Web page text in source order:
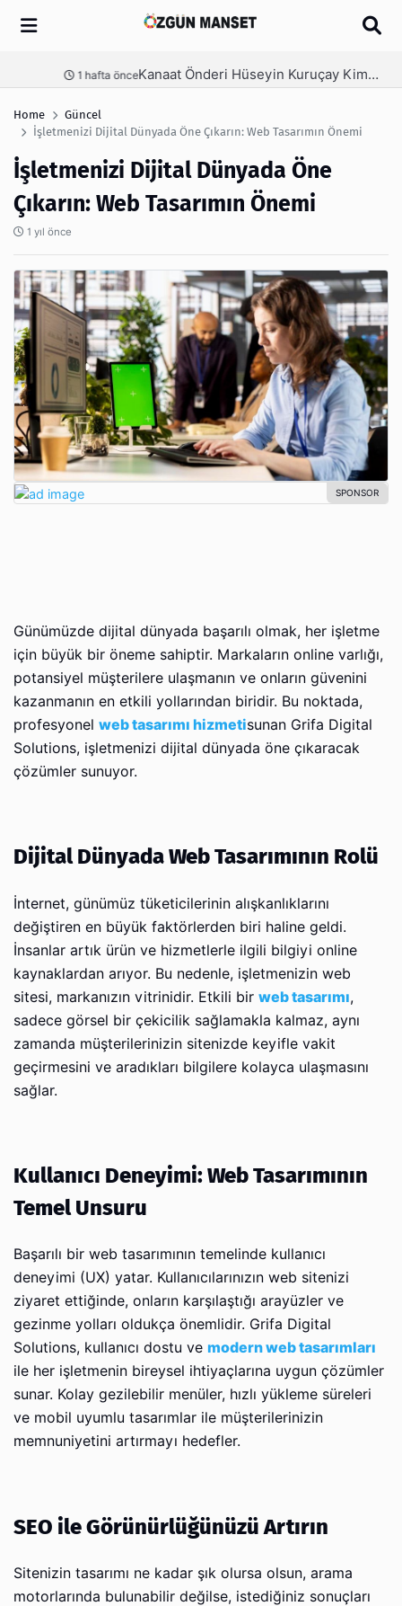
Arama
Kanaat Önderi Hüseyin Kuruçay Kimdir? 3 hafta önce
Home
Güncel
İşletmenizi Dijital Dünyada Öne Çıkarın: Web Tasarımın Önemi
İşletmenizi Dijital Dünyada Öne
Çıkarın: Web Tasarımın Önemi
1 yıl önce
Günümüzde dijital dünyada başarılı olmak, her işletme
için büyük bir öneme sahiptir. Markaların online varlığı,
potansiyel müşterilere ulaşmanın ve onların güvenini
kazanmanın en etkili yollarından biridir. Bu noktada,
profesyonel web tasarımı hizmetisunan Grifa Digital
Solutions, işletmenizi dijital dünyada öne çıkaracak
çözümler sunuyor.
Dijital Dünyada Web Tasarımının Rolü
İnternet, günümüz tüketicilerinin alışkanlıklarını
değiştiren en büyük faktörlerden biri haline geldi.
İnsanlar artık ürün ve hizmetlerle ilgili bilgiyi online
kaynaklardan arıyor. Bu nedenle, işletmenizin web
sitesi, markanızın vitrinidir. Etkili bir web tasarımı,
sadece görsel bir çekicilik sağlamakla kalmaz, aynı
zamanda müşterilerinizin sitenizde keyifle vakit
geçirmesini ve aradıkları bilgilere kolayca ulaşmasını
sağlar.
Kullanıcı Deneyimi: Web Tasarımının
Temel Unsuru
Başarılı bir web tasarımının temelinde kullanıcı
deneyimi (UX) yatar. Kullanıcılarınızın web sitenizi
ziyaret ettiğinde, onların karşılaştığı arayüzler ve
gezinme yolları oldukça önemlidir. Grifa Digital
Solutions, kullanıcı dostu ve modern web tasarımları
ile her işletmenin bireysel ihtiyaçlarına uygun çözümler
sunar. Kolay gezilebilir menüler, hızlı yükleme süreleri
ve mobil uyumlu tasarımlar ile müşterilerinizin
memnuniyetini artırmayı hedefler.
SEO ile Görünürlüğünüzü Artırın
Sitenizin tasarımı ne kadar şık olursa olsun, arama
motorlarında bulunabilir değilse, istediğiniz sonuçları